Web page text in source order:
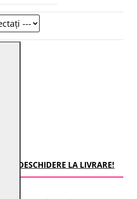
CU DESCHIDERE LA LIVRARE!